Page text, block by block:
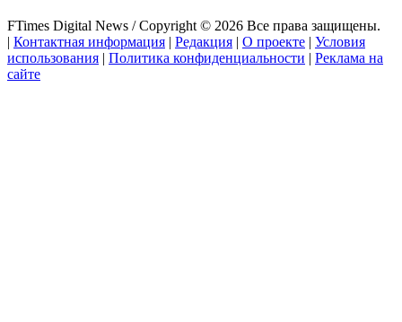
FTimes Digital News / Copyright © 2026 Все права защищены.
| Контактная информация | Редакция | О проекте | Условия
использования | Политика конфиденциальности | Реклама на
сайте